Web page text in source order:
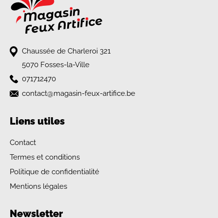
Chaussée de Charleroi 321
5070 Fosses-la-Ville
071712470
contact@magasin-feux-artifice.be
Liens utiles
Contact
Termes et conditions
Politique de confidentialité
Mentions légales
Newsletter